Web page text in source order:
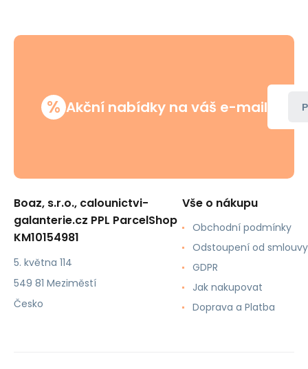
% Akční nabídky na váš e-mail
Boaz, s.r.o., calounictvi-
galanterie.cz PPL ParcelShop
KM10154981
5. května 114
549 81 Meziměstí
Česko
Vše o nákupu
Obchodní podmínky
Odstoupení od smlouvy
GDPR
Jak nakupovat
Doprava a Platba